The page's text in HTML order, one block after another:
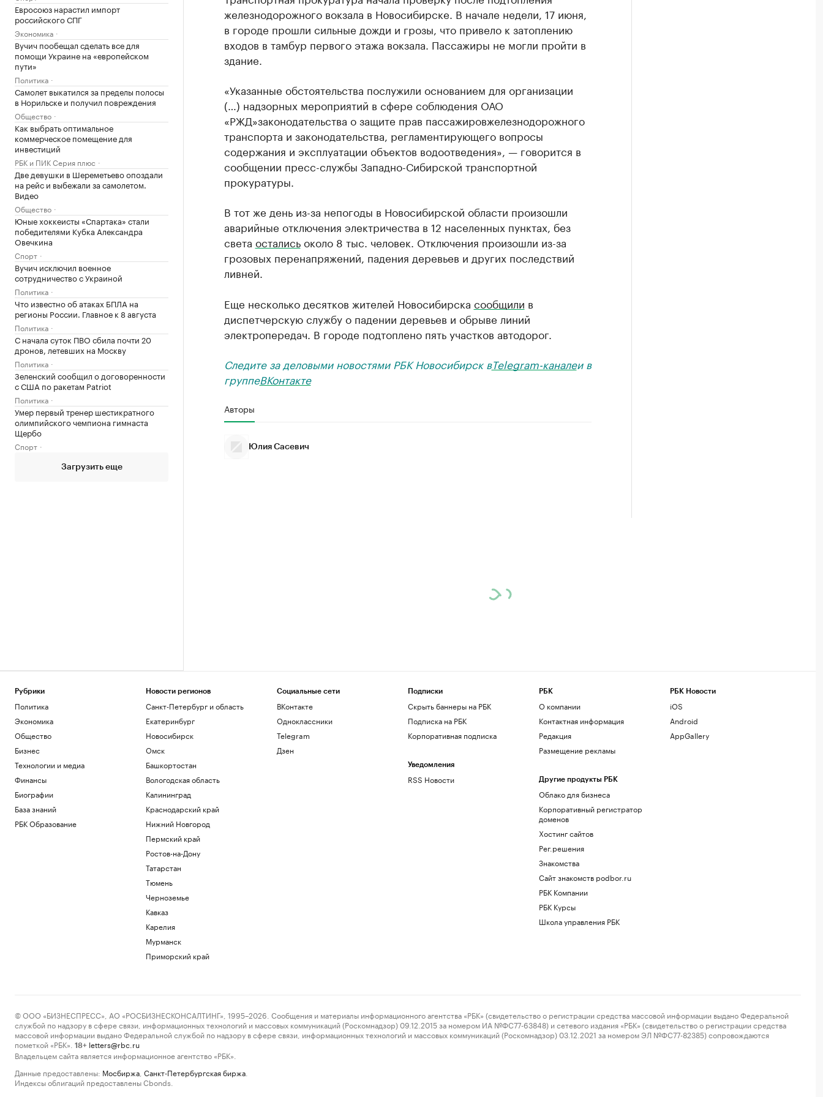
Евросоюз нарастил импорт
российского СПГ
Экономика
Вучич пообещал сделать все для
помощи Украине на «европейском
пути»
Политика
Самолет выкатился за пределы полосы
в Норильске и получил повреждения
Общество
Как выбрать оптимальное
коммерческое помещение для
инвестиций
РБК и ПИК Серия плюс
Две девушки в Шереметьево опоздали
на рейс и выбежали за самолетом.
Видео
Общество
Юные хоккеисты «Спартака» стали
победителями Кубка Александра
Овечкина
Спорт
Вучич исключил военное
сотрудничество с Украиной
Политика
Что известно об атаках БПЛА на
регионы России. Главное к 8 августа
Политика
С начала суток ПВО сбила почти 20
дронов, летевших на Москву
Политика
Зеленский сообщил о договоренности
с США по ракетам Patriot
Политика
Умер первый тренер шестикратного
олимпийского чемпиона гимнаста
Щербо
Спорт
Загрузить еще
железнодорожного вокзала в Новосибирске. В начале недели, 17 июня,
в городе прошли сильные дожди и грозы, что привело к затоплению
входов в тамбур первого этажа вокзала. Пассажиры не могли пройти в
здание.
«Указанные обстоятельства послужили основанием для организации
(…) надзорных мероприятий в сфере соблюдения ОАО
«РЖД»законодательства о защите прав пассажировжелезнодорожного
транспорта и законодательства, регламентирующего вопросы
содержания и эксплуатации объектов водоотведения», — говорится в
сообщении пресс-службы Западно-Сибирской транспортной
прокуратуры.
В тот же день из-за непогоды в Новосибирской области произошли
аварийные отключения электричества в 12 населенных пунктах, без
света осталисьоколо 8 тыс. человек. Отключения произошли из-за
грозовых перенапряжений, падения деревьев и других последствий
ливней.
Еще несколько десятков жителей Новосибирска сообщили в
диспетчерскую службу о падении деревьев и обрыве линий
электропередач. В городе подтоплено пять участков автодорог.
Следите за деловыми новостями РБК Новосибирск вTelegram-каналеи в
группеВКонтакте
Авторы
Юлия Сасевич
Рубрики
Политика
Экономика
Общество
Бизнес
Технологии и медиа
Финансы
Биографии
База знаний
РБК Образование
Новости регионов
Санкт-Петербург и область
Екатеринбург
Новосибирск
Омск
Башкортостан
Вологодская область
Калининград
Краснодарский край
Нижний Новгород
Пермский край
Ростов-на-Дону
Татарстан
Тюмень
Черноземье
Кавказ
Карелия
Мурманск
Приморский край
Социальные сети
ВКонтакте
Одноклассники
Telegram
Дзен
Подписки
Скрыть баннеры на РБК
Подписка на РБК
Корпоративная подписка
Уведомления
RSS Новости
РБК
О компании
Контактная информация
Редакция
Размещение рекламы
Другие продукты РБК
Облако для бизнеса
Корпоративный регистратор
доменов
Хостинг сайтов
Рег.решения
Знакомства
Сайт знакомств podbor.ru
РБК Компании
РБК Курсы
Школа управления РБК
РБК Новости
iOS
Android
AppGallery
© ООО «БИЗНЕСПРЕСС», АО «РОСБИЗНЕСКОНСАЛТИНГ», 1995–2026. Сообщения и материалы информационного агентства «РБК» (свидетельство о регистрации средства массовой информации выдано Федеральной
службой по надзору в сфере связи, информационных технологий и массовых коммуникаций (Роскомнадзор) 09.12.2015 за номером ИА №ФС77-63848) и сетевого издания «РБК» (свидетельство о регистрации средства
массовой информации выдано Федеральной службой по надзору в сфере связи, информационных технологий и массовых коммуникаций (Роскомнадзор) 03.12.2021 за номером ЭЛ №ФС77-82385) сопровождаются
пометкой «РБК».
18+ letters@rbc.ru
Владельцем сайта является информационное агентство «РБК».
Данные предоставлены: Мосбиржа Санкт-Петербургская биржа
Индексы облигаций предоставлены Cbonds.